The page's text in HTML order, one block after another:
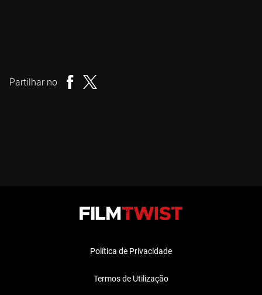
Partilhar no
Política de Privacidade
Termos de Utilização